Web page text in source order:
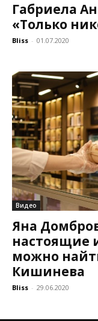
Габриела
«Только
Bliss - 01.07.2020
Видео
Яна
настоящие
можно
Кишинева
Bliss - 29.06.2020